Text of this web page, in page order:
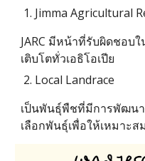
Jimma Agricultural
JARC มีหน้าที่รับผิดชอบ
เติบโตทั่วเอธิโอเปีย
Local Landrace
เป็นพันธุ์พืชที่มีการพัฒน
เลือกพันธุ์เพื่อให้เหมาะ